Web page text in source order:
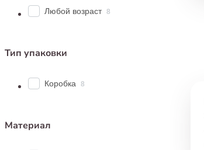
Любой возраст 8
Тип упаковки
Коробка 8
Материал